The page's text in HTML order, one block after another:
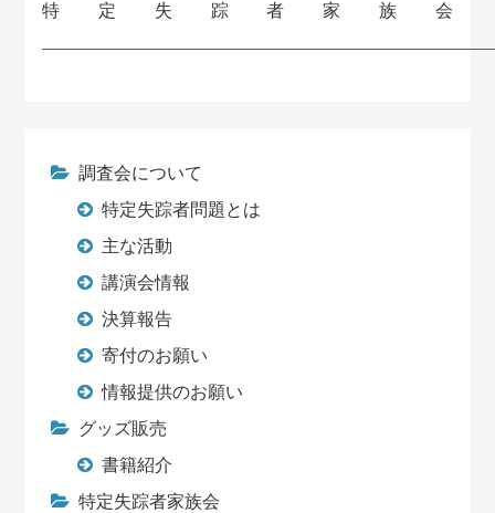
特定失踪者家族会
調査会について
特定失踪者問題とは
主な活動
講演会情報
決算報告
寄付のお願い
情報提供のお願い
グッズ販売
書籍紹介
特定失踪者家族会